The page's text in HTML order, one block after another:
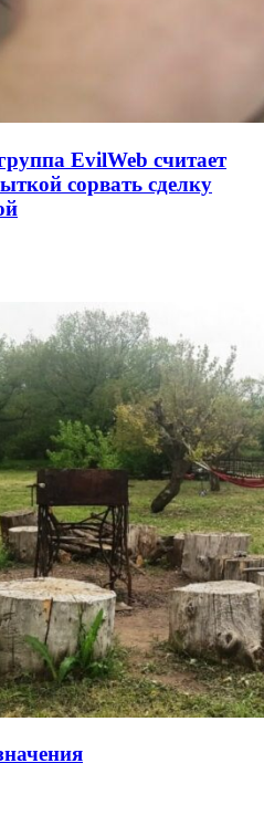
EvilWeb считает
сорвать сделку